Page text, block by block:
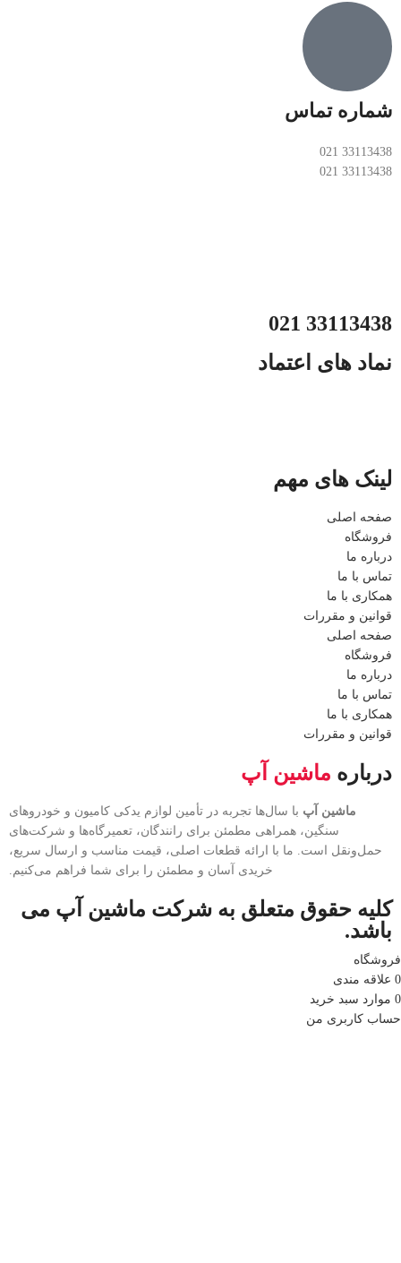
شماره تماس
33113438 021
33113438 021
33113438 021
درباره ماشین آپ
ماشین آپ با سال‌ها تجربه در تأمین لوازم یدکی کامیون و خودروهای
سنگین، همراهی مطمئن برای رانندگان، تعمیرگاه‌ها و شرکت‌های
حمل‌ونقل است. ما با ارائه قطعات اصلی، قیمت مناسب و ارسال سریع،
خریدی آسان و مطمئن را برای شما فراهم می‌کنیم.
لینک های مهم
صفحه اصلی
فروشگاه
درباره ما
تماس با ما
همکاری با ما
قوانین و مقررات
صفحه اصلی
فروشگاه
درباره ما
تماس با ما
همکاری با ما
قوانین و مقررات
نماد های اعتماد
کلیه حقوق متعلق به شرکت ماشین آپ می
باشد.
فروشگاه
0 علاقه مندی
0 موارد سبد خرید
حساب کاربری من